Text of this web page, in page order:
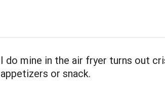
I do mine in the air fryer turns out
appetizers or snack.